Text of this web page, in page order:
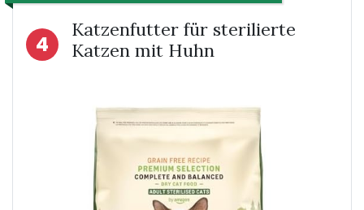
4
Katzenfutter für sterilierte
Katzen mit Huhn